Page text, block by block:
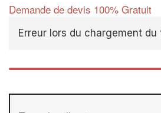
Demande de devis 100% Gratuit
Erreur lors du chargement du